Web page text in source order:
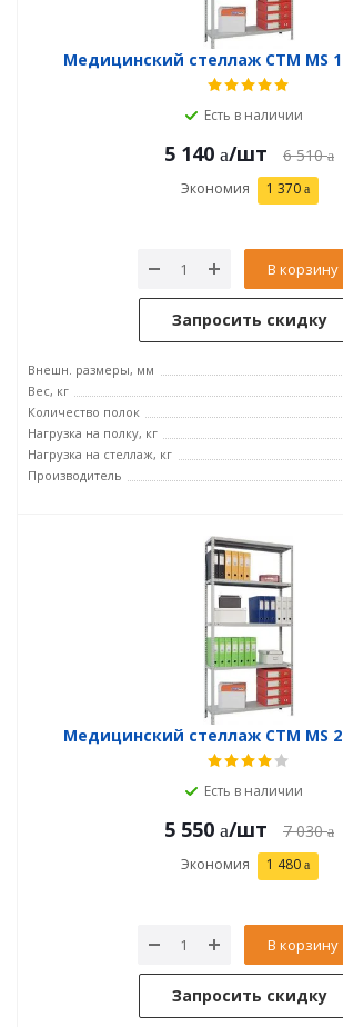
Медицинский стеллаж СТМ MS
Есть в наличии
5 140 /шт 6 510
Экономия 1 370
В корзину
Запросить скидку
Внешн. размеры, мм
Вес, кг
Количество полок
Нагрузка на полку, кг
Нагрузка на стеллаж, кг
Производитель
Медицинский стеллаж СТМ MS
Есть в наличии
5 550 /шт 7 030
Экономия 1 480
В корзину
Запросить скидку